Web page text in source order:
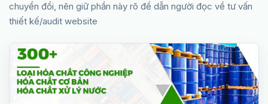
chuyển đổi, nên giữ phần này rõ để dẫn người đọc về tư vấn
thiết kế/audit website